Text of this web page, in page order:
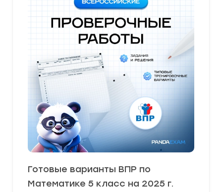
Готовые варианты ВПР по
Математике 5 класс на 2025 г.